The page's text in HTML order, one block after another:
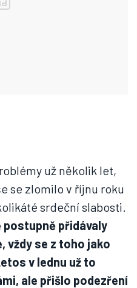
už několik let,
se zlomilo v říjnu roku
srdeční slabosti.
postupně přidávaly
vždy se z toho jako
v lednu už to
ale přišlo podezření